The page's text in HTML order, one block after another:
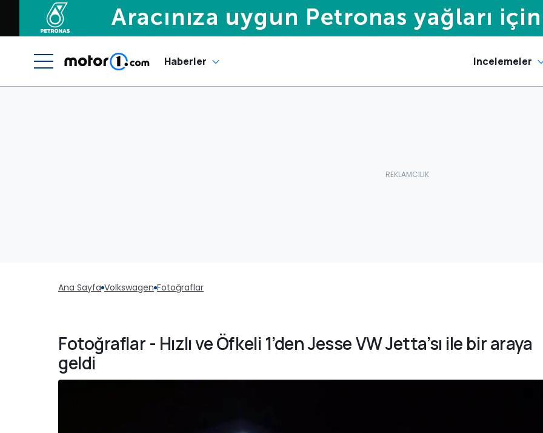
Haberler Incelemeler
Ana Sayfa Volkswagen Fotoğraflar
Fotoğraflar - Hızlı ve Öfkeli 1’den Jesse VW Jetta’sı ile bir araya
geldi